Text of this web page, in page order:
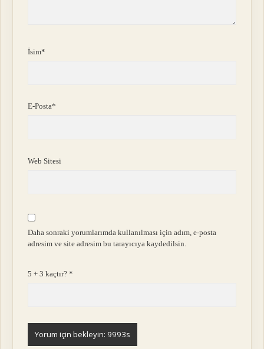
İsim*
E-Posta*
Web Sitesi
Daha sonraki yorumlarımda kullanılması için adım, e-posta
adresim ve site adresim bu tarayıcıya kaydedilsin.
5 + 3 kaçtır?*